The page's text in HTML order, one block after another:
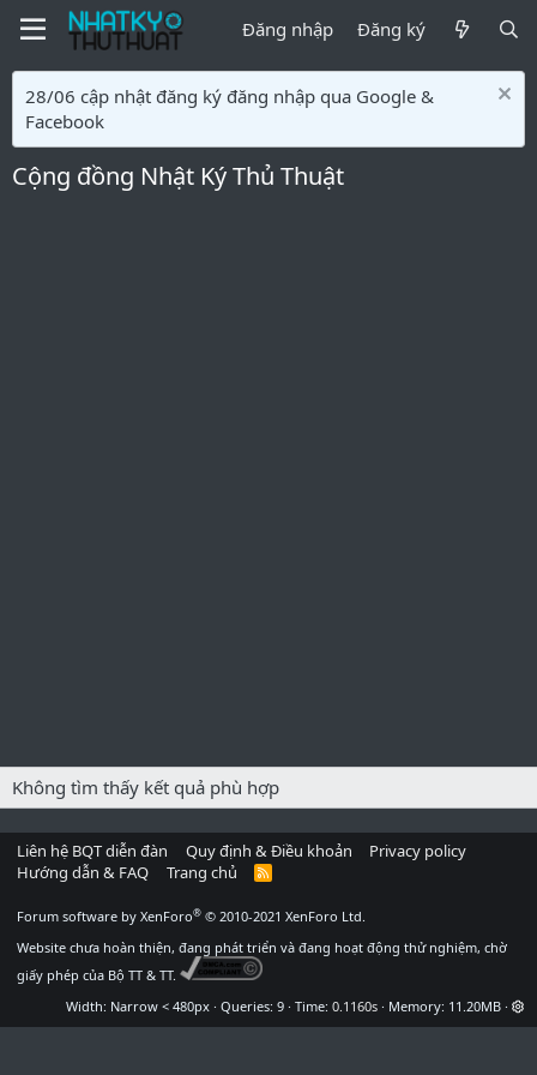
Đăng nhập Đăng ký
28/06 cập nhật đăng ký đăng nhập qua Google &
Facebook
Cộng đồng Nhật Ký Thủ Thuật
Không tìm thấy kết quả phù hợp
Liên hệ BQT diễn đàn Quy định & Điều khoản
Privacy policy
Hướng dẫn & FAQ
Trang chủ
R
Forum software by XenForo® © 2010-2021 XenForo Ltd.
Website chưa hoàn thiện, đang phát triển và đang hoạt động thử nghiệm, chờ
giấy phép của Bộ TT & TT.
Width
Queries 9 Time 0.1160s Memory 11.20MB